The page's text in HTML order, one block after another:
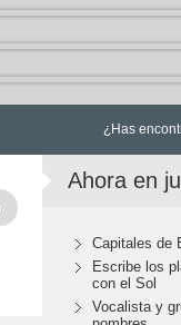
¿Has
Ahora en
Capitales de
Escribe los
con el Sol
Vocalista y